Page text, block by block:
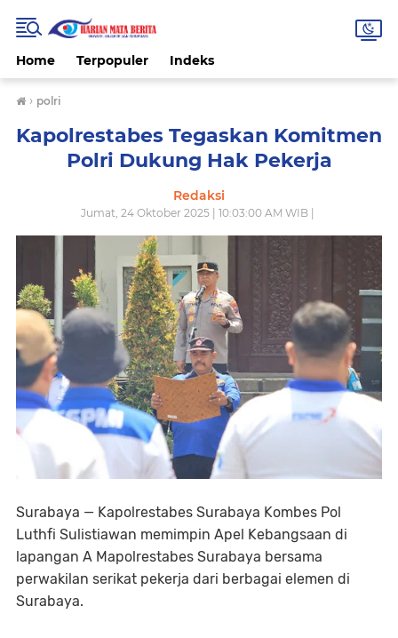
Home Terpopuler Indeks
› polri
Kapolrestabes Tegaskan Komitmen
Polri Dukung Hak Pekerja
Redaksi
Jumat, 24 Oktober 2025 | 10:03:00 AM WIB |
Surabaya — Kapolrestabes Surabaya Kombes Pol
Luthfi Sulistiawan memimpin Apel Kebangsaan di
lapangan A Mapolrestabes Surabaya bersama
perwakilan serikat pekerja dari berbagai elemen di
Surabaya.